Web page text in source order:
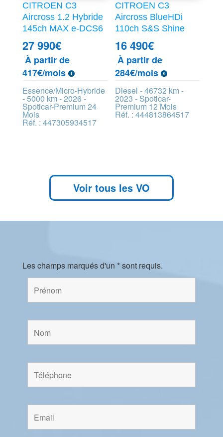
CITROEN C3
Aircross 1.2 Hybride
145ch MAX e-DCS6
27 990€
À partir de
417€/mois
Essence/Micro-Hybride
- 5000 km - 2026 -
Spoticar-Premium 24
Mois
Réf. : 447305934517
CITROEN C3
Aircross BlueHDi
110ch S&S Shine
16 490€
À partir de
284€/mois
Diesel - 46732 km -
2023 - Spoticar-
Premium 12 Mois
Réf. : 444813864517
Voir tous les VO
Les champs marqués d'un * sont requis.